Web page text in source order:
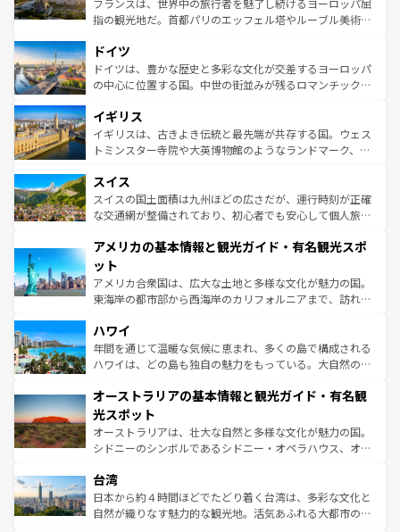
アートに溢れた街角から、地方では古代ローマ遺跡や中世
せる。地方によって風土や気候が異なるスペインはその個
性で訪れる人を魅了する。 なお、新着のスペイン情報は コ
ンテンツ一覧を参照してほしい。
フランスは、世界中の旅行者を魅了し続けるヨーロッパ屈
指の観光地だ。首都パリのエッフェル塔やルーブル美術館
で、幅広い魅力が詰まっている。華麗な宮殿、歴史的な大
聖堂、美しいビーチ、そして豊かな自然が、訪れる者を心
から魅了する。また、フランスは美食の国としても知ら
いる。シャンパンの発祥地であるランス、プロヴァンスの
香り高いラベンダー畑など、多彩な楽しみ方が可能だ。さ
らに、パリ以外の地域にも魅力が溢れており、どの街角に
れる地方に足を運ぶとそれぞれで全く異なる文化を体験で
きるだろう。 なお、新着のフランス情報はコンテンツ一覧
を参照してほしい。
ドイツ
ドイツは、豊かな歴史と多彩な文化が交差するヨーロッパ
の中心に位置する国。中世の街並みが残るロマンチック街
顔を持つこの国は、どこを歩いても飽きることがない。ベ
ルリンの文化的活気、バイエルン州のアルプスの絶景、そ
してライン川沿いのワイン畑といった風景は必見。ビール
は、お酒好きな人にはぜひ体験してほしい。 なお、新着の
ドイツ情報はコンテンツ一覧を参照してほしい。
イギリス
イギリスは、古きよき伝統と最先端が共存する国。ウェス
トミンスター寺院や大英博物館のようなランドマーク、歴
リアごとに異なる魅力がある。また、優雅なアフタヌーン
ティー、ビール好きにはたまらない英国パブ、サッカー観
戦など、本場だからこそできる体験も豊富。イギリスを旅
ンツ一覧を参照してほしい。
スイス
スイスの国土面積は九州ほどの広さだが、運行時刻が正確
な交通網が整備されており、初心者でも安心して個人旅行
の建物がそのまま残る町や、スイスならではのユニークな
博物館もあり、アルプス観光だけでなく町歩きも満喫する
ことができる。国民の所得が高いため物価も高いが、旅行
者向けの交通パス提供のサービスもあり、うまく活用すれ
着のスイス情報は
アメリカの基本情報と観光ガイド・有名観光スポ
ット
アメリカ合衆国は、広大な土地と多様な文化が魅力の国。
東海岸の都市部から西海岸のカリフォルニアまで、訪れる
のような巨大都市は、観光、ショッピング、エンターテイ
ンメントが詰まった刺激的なスポットだ。一方、アメリカ
西部には大自然が広がり、グランドキャニオンやイエロー
部のニューオーリンズでは、音楽と美食が融合した独特の
文化が魅力。旅行者はアメリカの各地域で異なる魅力を楽
しみながら、その多様性と豊かな歴史を感じることができ
るだろう。車でのロードトリップや列車の旅も、アメリカ
情報は
ハワイ
年間を通じて温暖な気候に恵まれ、多くの島で構成される
ハワイは、どの島も独自の魅力をもっている。大自然の神
ワイ島は見逃せない。また、定番の観光地といえばオアフ
島だが、静かな自然を求めるならマウイ島やカウアイ島が
おすすめ。エメラルドグリーンに輝く海をはじめ、豊かな
文化や歴史が息づいている。「アロハスピリット」と呼ば
人々、おいしいローカルフードやハワイアンミュージッ
ク、伝統的なフラダンスなど、すべてがハワイの魅力を彩
っている。訪れるたびに新しい発見と感動が待っているハ
オーストラリアの基本情報と観光ガイド・有名観
光スポット
オーストラリアは、壮大な自然と多様な文化が魅力の国。
シドニーのシンボルであるシドニー・オペラハウス、オー
リアリーフや大陸中央部にそびえるウルル（エアーズロッ
ク）、タスマニアの美しい原生林やケアンズの熱帯雨林な
ど、見どころがたくさん。また、カフェやワイン、オージ
台湾
日本から約４時間ほどでたどり着く台湾は、多彩な文化と
自然が織りなす魅力的な観光地。活気あふれる大都市の台